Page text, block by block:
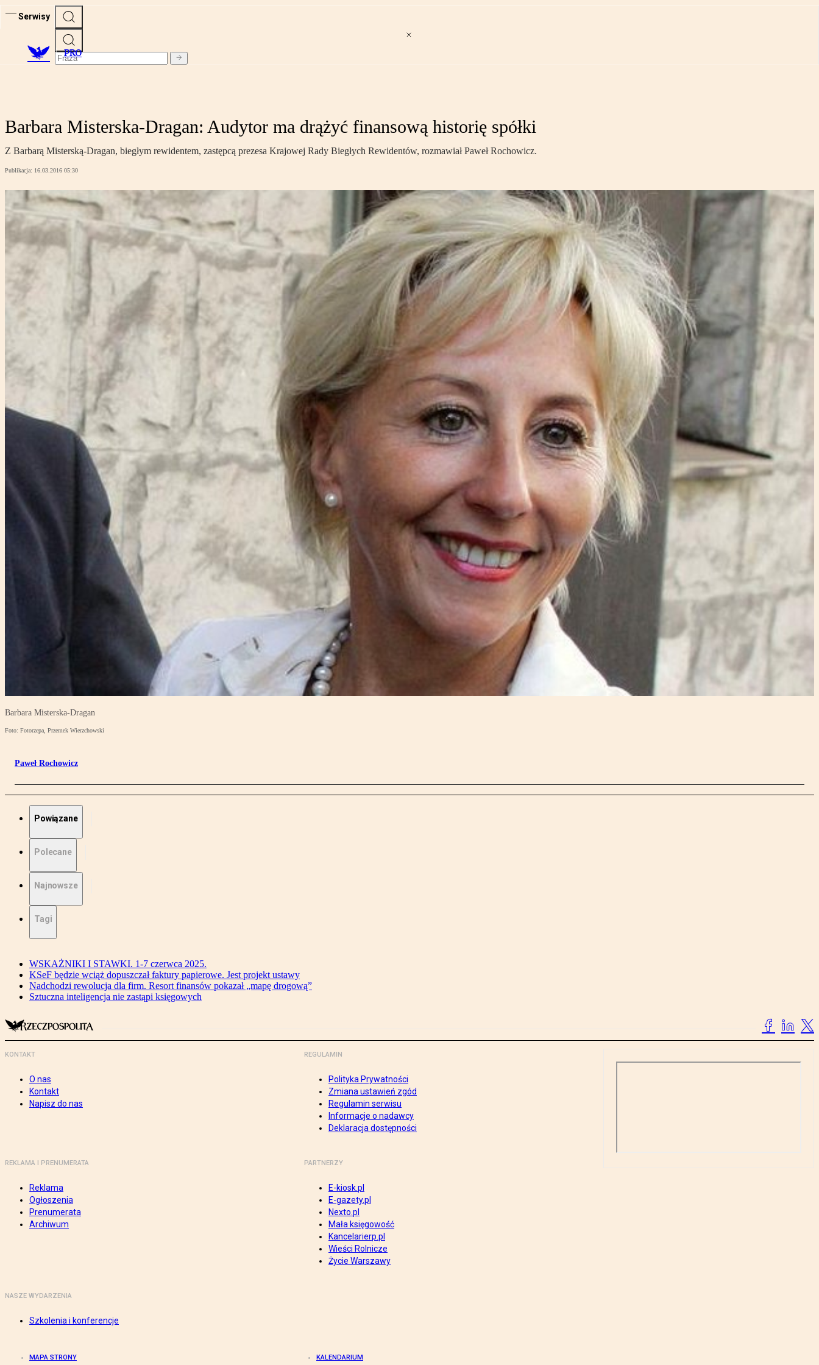
Serwisy
PRO
Barbara Misterska-Dragan: Audytor ma drążyć finansową historię spółki
Z Barbarą Misterską-Dragan, biegłym rewidentem, zastępcą prezesa Krajowej Rady Biegłych Rewidentów, rozmawiał Paweł Rochowicz.
Publikacja: 16.03.2016 05:30
Barbara Misterska-Dragan
Foto: Fotorzepa, Przemek Wierzchowski
Paweł Rochowicz
Powiązane
Polecane
Najnowsze
Tagi
WSKAŻNIKI I STAWKI. 1-7 czerwca 2025.
KSeF będzie wciąż dopuszczał faktury papierowe. Jest projekt ustawy
Nadchodzi rewolucja dla firm. Resort finansów pokazał „mapę drogową”
Sztuczna inteligencja nie zastąpi księgowych
KONTAKT
O nas
Kontakt
Napisz do nas
REGULAMIN
Polityka Prywatności
Zmiana ustawień zgód
Regulamin serwisu
Informacje o nadawcy
Deklaracja dostępności
REKLAMA I PRENUMERATA
Reklama
Ogłoszenia
Prenumerata
Archiwum
PARTNERZY
E-kiosk.pl
E-gazety.pl
Nexto.pl
Mała księgowość
Kancelarierp.pl
Wieści Rolnicze
Życie Warszawy
NASZE WYDARZENIA
Szkolenia i konferencje
MAPA STRONY KALENDARIUM